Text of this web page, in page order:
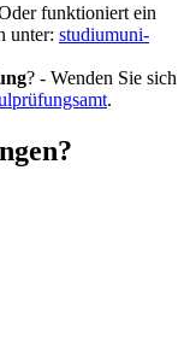
funktioniert ein
unter: studiumuni-
? - Wenden Sie sich
.